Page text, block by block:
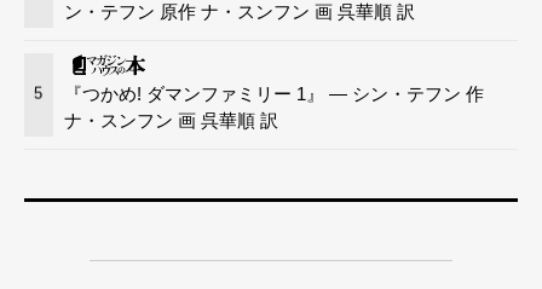
ン・テフン 原作 ナ・スンフン 画 呉華順 訳
5
『つかめ! ダマンファミリー 1』 — シン・テフン 作
ナ・スンフン 画 呉華順 訳